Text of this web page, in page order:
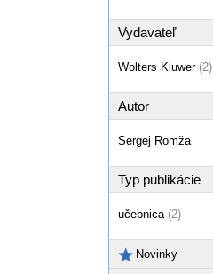
Vydavateľ
Wolters Kluwer (2)
Autor
Sergej Romža
Typ publikácie
učebnica (2)
Novinky